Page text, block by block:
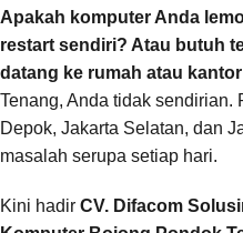
Apakah komputer Anda
restart sendiri? Atau butuh
datang ke rumah atau
Tenang, Anda tidak sendirian.
Depok, Jakarta Selatan, dan
masalah serupa setiap hari.
Kini hadir CV. Difacom